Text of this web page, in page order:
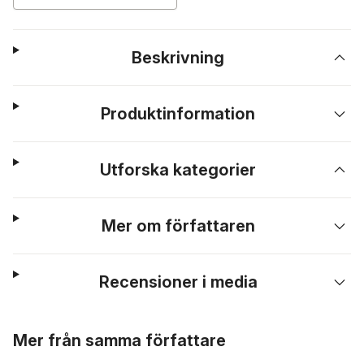
Beskrivning
Produktinformation
Utforska kategorier
Mer om författaren
Recensioner i media
Mer från samma författare